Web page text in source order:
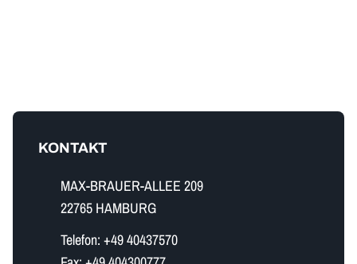
KONTAKT
MAX-BRAUER-ALLEE 209
22765 HAMBURG
Telefon: +49 40437570